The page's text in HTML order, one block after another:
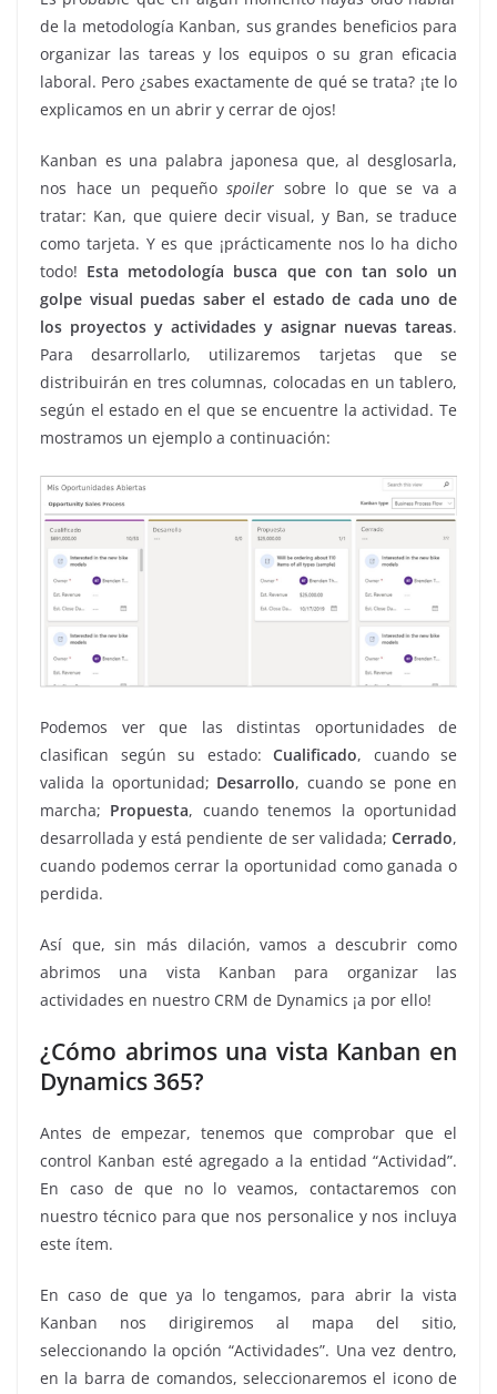
de la metodología Kanban, sus grandes beneficios para
organizar las tareas y los equipos o su gran eficacia
laboral. Pero ¿sabes exactamente de qué se trata? ¡te lo
explicamos en un abrir y cerrar de ojos!
Kanban es una palabra japonesa que, al desglosarla,
nos hace un pequeño spoiler sobre lo que se va a
tratar: Kan, que quiere decir visual, y Ban, se traduce
como tarjeta. Y es que ¡prácticamente nos lo ha dicho
todo! Esta metodología busca que con tan solo un
golpe visual puedas saber el estado de cada uno de
los proyectos y actividades y asignar nuevas tareas.
Para desarrollarlo, utilizaremos tarjetas que se
distribuirán en tres columnas, colocadas en un tablero,
según el estado en el que se encuentre la actividad. Te
mostramos un ejemplo a continuación:
Podemos ver que las distintas oportunidades de
clasifican según su estado: Cualificado, cuando se
valida la oportunidad; Desarrollo, cuando se pone en
marcha; Propuesta, cuando tenemos la oportunidad
desarrollada y está pendiente de ser validada; Cerrado,
cuando podemos cerrar la oportunidad como ganada o
perdida.
Así que, sin más dilación, vamos a descubrir como
abrimos una vista Kanban para organizar las
actividades en nuestro CRM de Dynamics ¡a por ello!
¿Cómo abrimos una vista Kanban en
Dynamics 365?
Antes de empezar, tenemos que comprobar que el
control Kanban esté agregado a la entidad “Actividad”.
En caso de que no lo veamos, contactaremos con
nuestro técnico para que nos personalice y nos incluya
este ítem.
En caso de que ya lo tengamos, para abrir la vista
Kanban nos dirigiremos al mapa del sitio,
seleccionando la opción “Actividades”. Una vez dentro,
en la barra de comandos, seleccionaremos el icono de